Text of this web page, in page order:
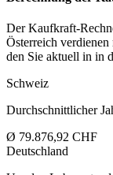
Der Kaufkraft-
Österreich verdienen
den Sie aktuell in in
Schweiz
Durchschnittlicher
Ø 79.876,92 CHF
Deutschland